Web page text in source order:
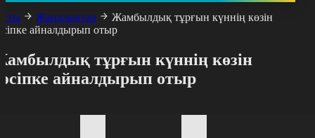
Жаңалықтар
Жамбылдық тұрғын күннің көзін
айналдырып отыр
тұрғын күннің көзін
айналдырып отыр